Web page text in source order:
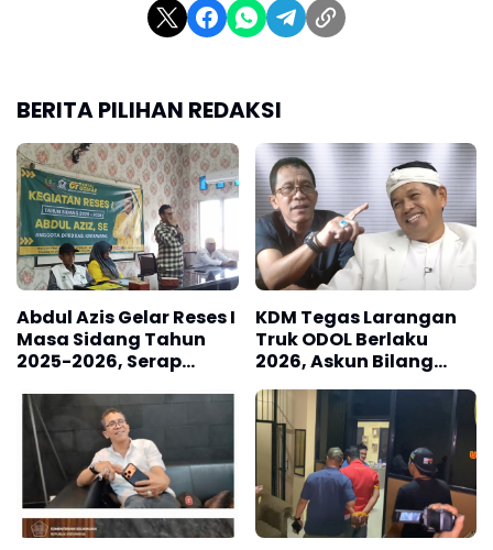
BERITA PILIHAN REDAKSI
Abdul Azis Gelar Reses I
Masa Sidang Tahun
2025-2026, Serap
KDM Tegas Larangan
Truk ODOL Berlaku
2026, Askun Bilang
Dedi Mulyadi Makin ke
Sini Makin ke
Sanaaaaaa....?